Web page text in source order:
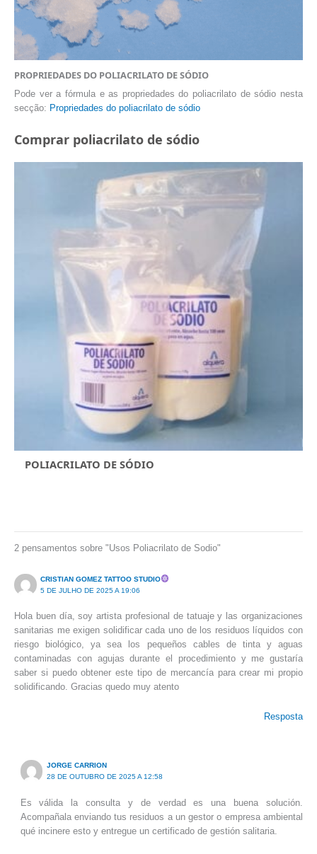
PROPRIEDADES DO POLIACRILATO DE SÓDIO
Pode ver a fórmula e as propriedades do poliacrilato de sódio nesta
secção: Propriedades do poliacrilato de sódio
Comprar poliacrilato de sódio
POLIACRILATO DE SÓDIO
2 pensamentos sobre "Usos Poliacrilato de Sodio"
CRISTIAN GOMEZ TATTOO STUDIO
5 DE JULHO DE 2025 A 19:06
Hola buen día, soy artista profesional de tatuaje y las organizaciones
sanitarias me exigen solidificar cada uno de los residuos líquidos con
riesgo biológico, ya sea los pequeños cables de tinta y aguas
contaminadas con agujas durante el procedimiento y me gustaría
saber si puedo obtener este tipo de mercancía para crear mi propio
solidificando. Gracias quedo muy atento
Resposta
JORGE CARRION
28 DE OUTUBRO DE 2025 A 12:58
Es válida la consulta y de verdad es una buena solución.
Acompañala enviando tus residuos a un gestor o empresa ambiental
qué incinere esto y entregue un certificado de gestión salitaria.